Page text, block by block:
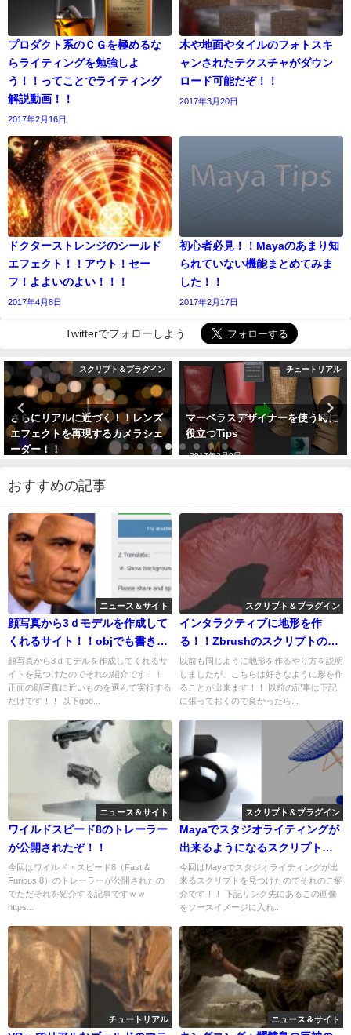
プロダクト系のＣＧを極めるな
らライティングを勉強しよ
う！！ってことでライティング
解説動画！！
2017年2月16日
木や地面やタイルのフォトスキ
ャンされたテクスチャがダウン
ロード可能だぞ！！
2017年3月20日
ドクターストレンジのシールド
エフェクト！！アウト！セー
フ！よよいのよい！！！
2017年4月8日
初心者必見！！Mayaのあまり知
られていない機能まとめてみま
した！！
2017年2月17日
Twitterでフォローしよう
スクリプト＆プラグイン
らにリアルに近づく！！レンズ
フェクトを再現するカメラシェ
ダー！！
チュートリアル
マーベラスデザイナーを使う時に
役立つTips
2017年3月9日
おすすめの記事
ニュース＆サイト
顔写真から3ｄモデルを作成して
くれるサイト！！objでも書き出
せるぞ！！
顔写真から3ｄモデルを作成してくれるサ
イトを見つけたのでそれの紹介です！！
正面の顔写真に近いものを選んで実行する
だけです！！ 以下goo...
スクリプト＆プラグイン
インタラクティブに地形を作
る！！Zbrushのスクリプトの紹
介！！
以前も同じように地形を作るやり方を説明
しましたが、こちらは好きなように形を作
ることが出来ます！！ 以前の記事は下記
に張っておくので良かったら...
ニュース＆サイト
ワイルドスピード8のトレーラー
が公開されたぞ！！
今回はワイルド・スピード8（Fast &
Furious 8）のトレーラーが公開されたの
でただそれを紹介する記事ですｗｗ
https...
スクリプト＆プラグイン
Mayaでスタジオライティングが
出来るようになるスクリプトの
紹介！！
今回はMayaでスタジオライティングが出
来るスクリプトを見つけたのでそれのご紹
介です！！ 下記リンク先にあるこの画像
をソースイメージに入れ...
チュートリアル ニュース＆サイト